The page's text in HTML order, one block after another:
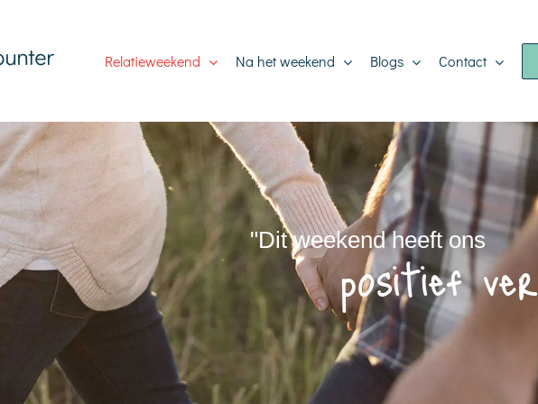
Relatieweekend Na het weekend Blogs Contact
positief
"Dit weekend heeft ons